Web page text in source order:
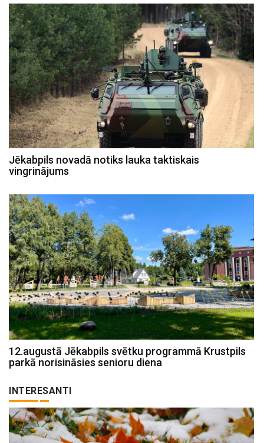
Jēkabpils novadā notiks lauka taktiskais
vingrinājums
12.augustā Jēkabpils svētku programmā Krustpils
parkā norisināsies senioru diena
INTERESANTI